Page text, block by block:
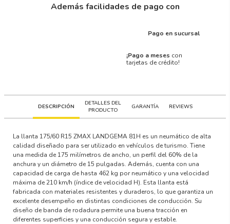
Además facilidades de pago con
Pago en sucursal
¡Pago a meses con
tarjetas de crédito!
DESCRIPCIÓN
DETALLES DEL
PRODUCTO
GARANTÍA REVIEWS
La llanta 175/60 R15 ZMAX LANDGEMA 81H es un neumático de alta
calidad diseñado para ser utilizado en vehículos de turismo. Tiene
una medida de 175 milímetros de ancho, un perfil del 60% de la
anchura y un diámetro de 15 pulgadas. Además, cuenta con una
capacidad de carga de hasta 462 kg por neumático y una velocidad
máxima de 210 km/h (índice de velocidad H). Esta llanta está
fabricada con materiales resistentes y duraderos, lo que garantiza un
excelente desempeño en distintas condiciones de conducción. Su
diseño de banda de rodadura permite una buena tracción en
diferentes superficies y una conducción segura y estable.